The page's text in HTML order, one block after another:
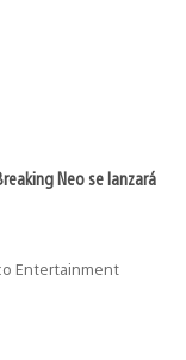
Neo se lanzará
Entertainment